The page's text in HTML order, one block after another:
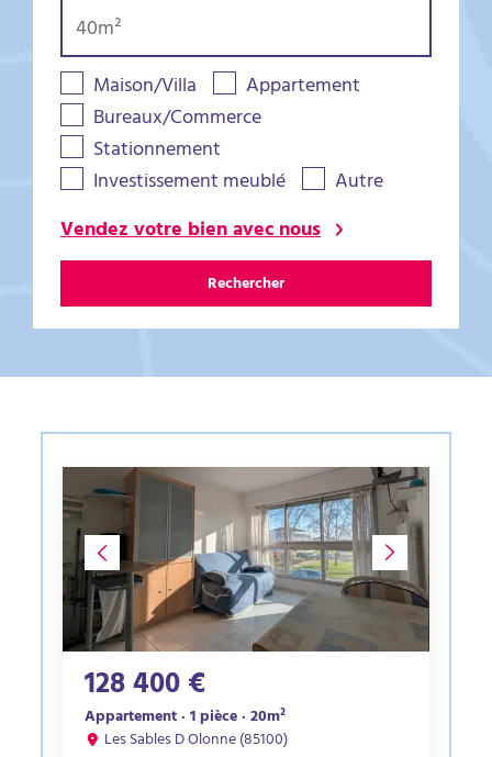
Maison/Villa
Appartement
Bureaux/Commerce
Stationnement
Investissement meublé
Autre
Vendez votre bien avec nous
Rechercher
128 400 €
Appartement · 1 pièce · 20m²
Les Sables D Olonne (85100)